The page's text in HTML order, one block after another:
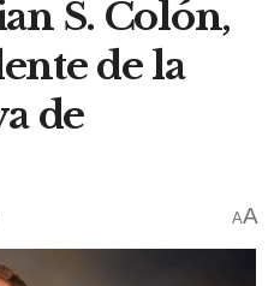
S. Colón,
de la
de
AA